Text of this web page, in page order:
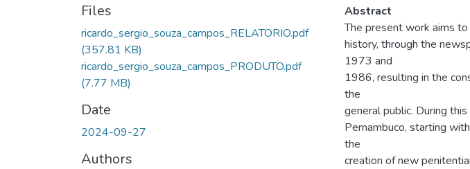
Files
ricardo_sergio_souza_campos_RELATORIO.pdf
(357.81 KB)
ricardo_sergio_souza_campos_PRODUTO.pdf
(7.77 MB)
Date
2024-09-27
Authors
Abstract
The present work aims
history, through the
1973 and
1986, resulting in the
the
general public. During
Pernambuco, starting
the
creation of new